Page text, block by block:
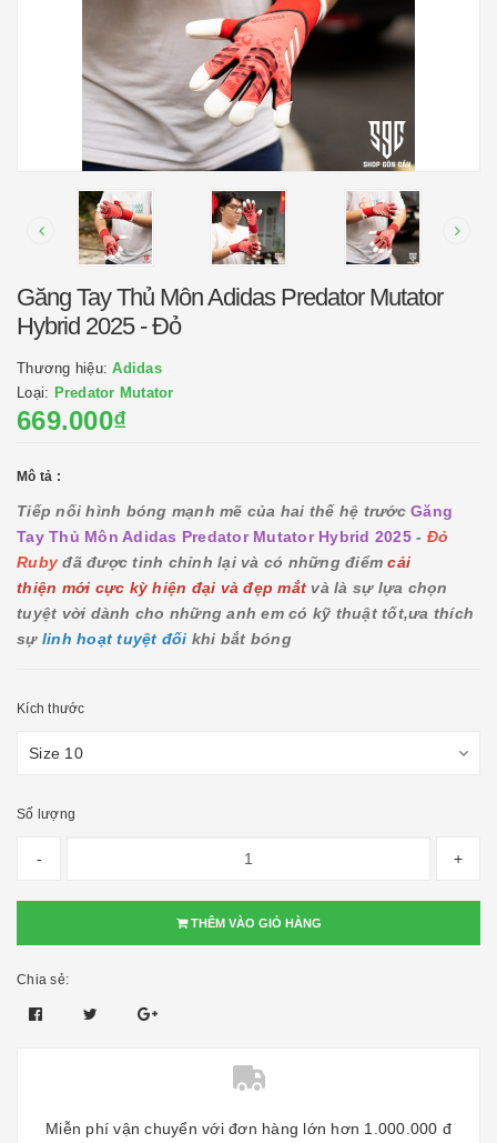
Găng Tay Thủ Môn Adidas Predator Mutator
Hybrid 2025 - Đỏ
Thương hiệu:Adidas
Loại: Predator Mutator
669.000₫
Mô tả :
Tiếp nối hình bóng mạnh mẽ của hai thế hệ trước Găng
Tay Thủ Môn Adidas Predator Mutator Hybrid 2025- Đỏ
Ruby đã được tinh chỉnh lại và có những điểmcải
thiện mới cực kỳ hiện đại và đẹp mắt và là sự lựa chọn
tuyệt vời dành cho những anh em có kỹ thuật tốt,ưa thích
sự linh hoạt tuyệt đối khi bắt bóng
Kích thước
Số lượng
- +
THÊM VÀO GIỎ HÀNG
Chia sẻ:
Miễn phí vận chuyển với đơn hàng lớn hơn 1.000.000 đ